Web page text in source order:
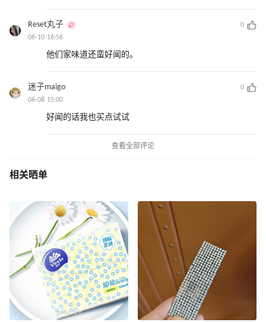
Reset丸子
0
06-10 16:56
他们家味道还蛮好闻的。
迷子maigo
0
06-08 15:00
好闻的话我也买点试试
查看全部评论
相关晒单